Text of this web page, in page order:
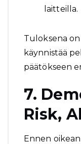
laitteilla.
Tuloksena
käynnistää
päätökseen
7.
Risk,
Ennen